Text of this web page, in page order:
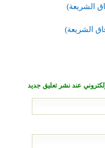
الشريعة)
الشريعة)
عند نشر تعليق جديد